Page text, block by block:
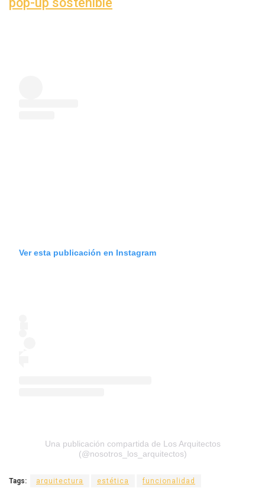
Ver esta publicación en Instagram
Una publicación compartida de Los Arquitectos
(@nosotros_los_arquitectos)
Tags: arquitectura estética funcionalidad